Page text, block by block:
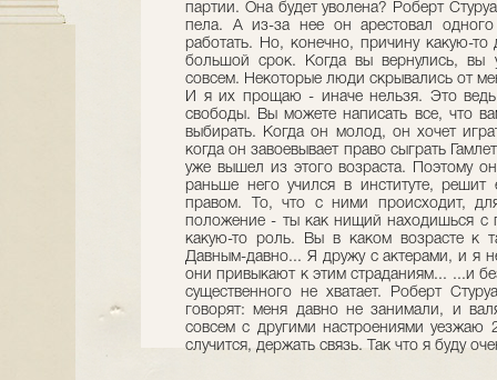
партии. Она будет уволена? Роберт
пела. А из-за нее он арестовал
работать. Но, конечно, причину какую-
большой срок. Когда вы вернулись, вы
совсем. Некоторые люди скрывались от
И я их прощаю - иначе нельзя. Это
свободы. Вы можете написать все, что
выбирать. Когда он молод, он хочет
когда он завоевывает право сыграть
уже вышел из этого возраста. Поэтому
раньше него учился в институте, решит
правом. То, что с ними происходит,
положение - ты как нищий находишься с
какую-то роль. Вы в каком возрасте к
Давным-давно... Я дружу с актерами, и я
они привыкают к этим страданиям... ...и
существенного не хватает. Роберт
говорят: меня давно не занимали, и
совсем с другими настроениями уезжаю
случится, держать связь. Так что я буду